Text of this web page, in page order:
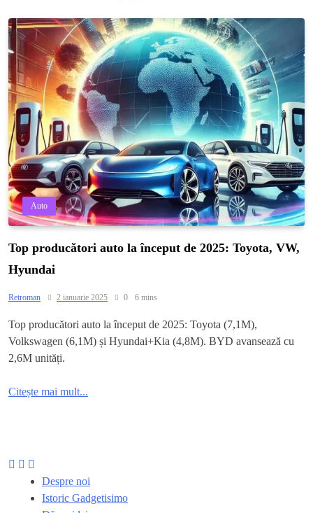
Auto
Top producători auto la început de 2025: Toyota, VW,
Hyundai
Retroman 2 ianuarie 2025 0 6 mins
Top producători auto la început de 2025: Toyota (7,1M),
Volkswagen (6,1M) și Hyundai+Kia (4,8M). BYD avansează cu
2,6M unități.
Citește mai mult...
Despre noi
Istoric Gadgetisimo